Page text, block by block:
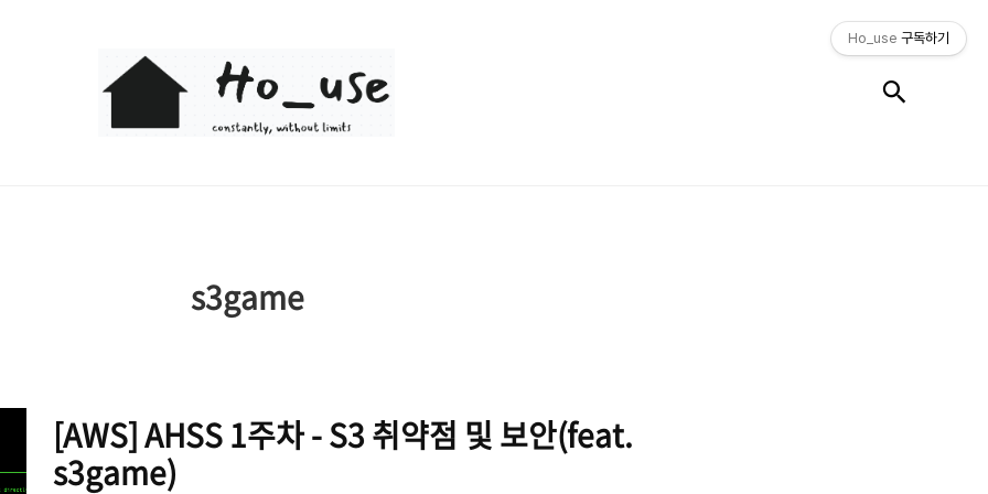
Ho_use
s3game
[AWS] AHSS 1주차 - S3 취약점 및 보안(feat.
s3game)
Ho_use 구독하기